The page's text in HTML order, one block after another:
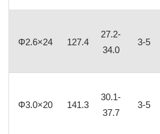
Φ2.6×24 127.4
27.2-
34.0
3-5
Φ3.0×20 141.3
30.1-
37.7
3-5